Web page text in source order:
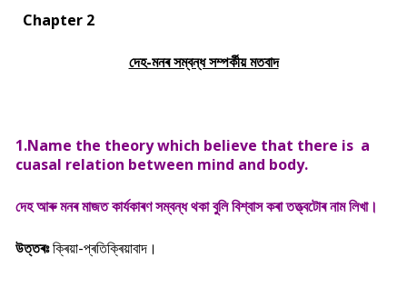
Chapter 2
দেহ-মনৰ সম্বন্ধ সম্পৰ্কীয় মতবাদ
1.Name the theory which believe that there is a
cuasal relation between mind and body.
দেহ আৰু মনৰ মাজত কাৰ্যকাৰণ সম্বন্ধ থকা বুলি বিশ্বাস কৰা তত্ত্বটোৰ নাম লিখা।
উত্তৰঃক্ৰিয়া-প্ৰতিক্ৰিয়াবাদ।